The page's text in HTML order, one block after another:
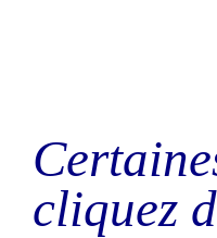
cliquez